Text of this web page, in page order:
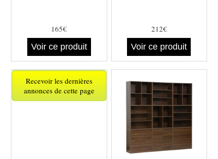
165€
Voir ce produit
212€
Voir ce produit
Recevoir les dernières
annonces de cette page